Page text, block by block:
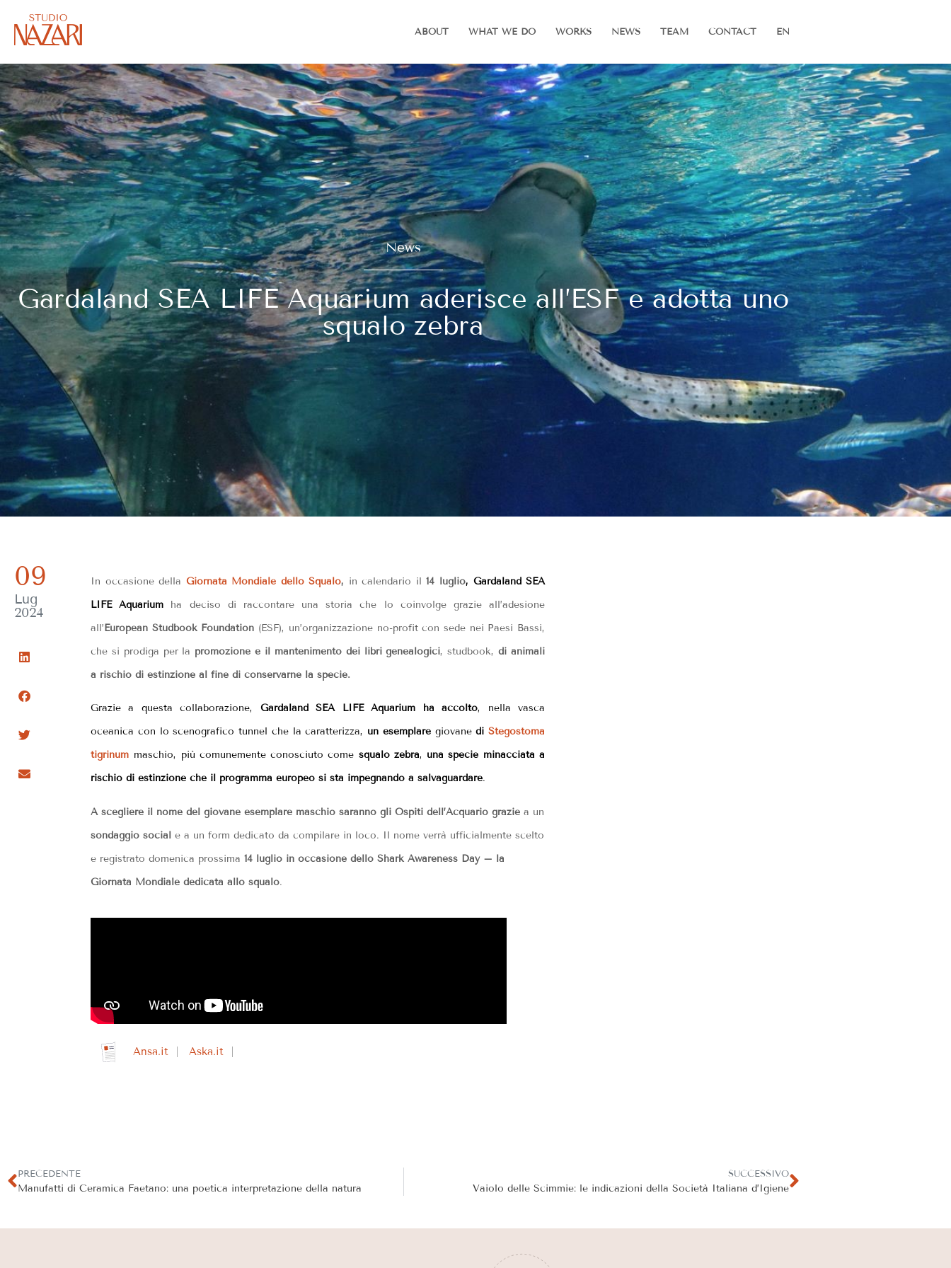
ABOUT WHAT WE DO WORKS NEWS TEAM CONTACT EN
News
Gardaland SEA LIFE Aquarium aderisce all’ESF e adotta uno
squalo zebra
09
Lug
2024
In occasione della Giornata Mondiale dello Squalo, in calendario il14 luglio, Gardaland SEA
LIFE Aquarium ha deciso di raccontare una storia che lo coinvolge grazie all’adesione
all’European Studbook Foundation (ESF), un’organizzazione no-profit con sede nei Paesi Bassi,
che si prodiga per la promozione e il mantenimento dei libri genealogici, studbook,di animali
a rischio di estinzione al fine di conservarne la specie.
Grazie a questa collaborazione, Gardaland SEA LIFE Aquarium ha accolto, nella vasca
oceanica con lo scenografico tunnel che la caratterizza, un esemplaregiovanedi Stegostoma
tigrinum maschio, più comunemente conosciuto come squalo zebra, una specie minacciata a
rischio di estinzione che il programma europeo si sta impegnando a salvaguardare.
A scegliere il nome del giovane esemplare maschio saranno gli Ospiti dell’Acquario grazie a un
sondaggio social e a un form dedicato da compilare in loco. Il nome verrà ufficialmente scelto
e registrato domenica prossima 14 luglio in occasione dello Shark Awareness Day – la
Giornata Mondiale dedicata allo squalo.
Ansa.it Aska.it
PRECEDENTE
Manufatti di Ceramica Faetano: una poetica interpretazione della natura
SUCCESSIVO
Vaiolo delle Scimmie: le indicazioni della Società Italiana d’Igiene